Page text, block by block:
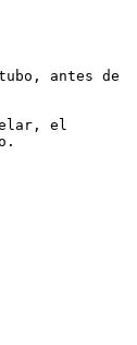
antes de
el